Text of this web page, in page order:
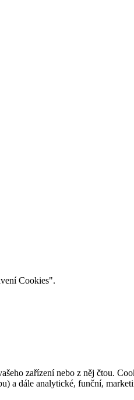
Cookies".
zařízení nebo z něj čtou.
a dále analytické, funční,